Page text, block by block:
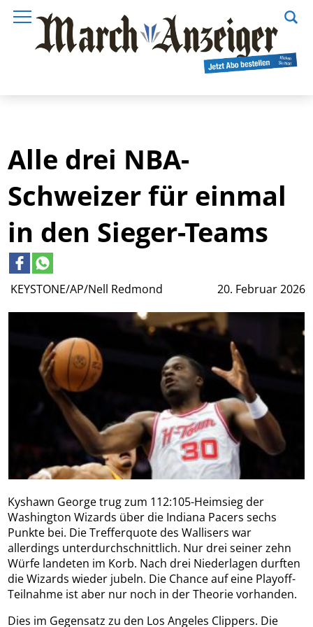
KEYSTONE/AP/Nell Redmond 20. Februar 2026
Alle drei NBA-
Schweizer für einmal
in den Sieger-Teams
Kyshawn George trug zum 112:105-Heimsieg der
Washington Wizards über die Indiana Pacers sechs
Punkte bei. Die Trefferquote des Wallisers war
allerdings unterdurchschnittlich. Nur drei seiner zehn
Würfe landeten im Korb. Nach drei Niederlagen durften
die Wizards wieder jubeln. Die Chance auf eine Playoff-
Teilnahme ist aber nur noch in der Theorie vorhanden.
Dies im Gegensatz zu den Los Angeles Clippers. Die